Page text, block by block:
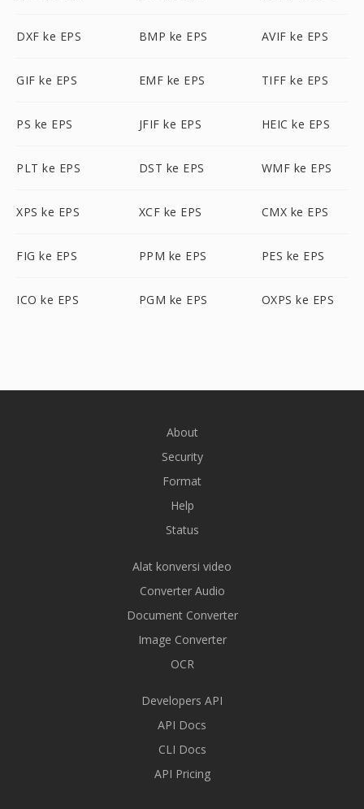
DXF ke EPS BMP ke EPS AVIF ke EPS
GIF ke EPS EMF ke EPS TIFF ke EPS
PS ke EPS JFIF ke EPS HEIC ke EPS
PLT ke EPS DST ke EPS WMF ke EPS
XPS ke EPS XCF ke EPS CMX ke EPS
FIG ke EPS PPM ke EPS PES ke EPS
ICO ke EPS PGM ke EPS OXPS ke EPS
About
Security
Format
Help
Status
Alat konversi video
Converter Audio
Document Converter
Image Converter
OCR
Developers API
API Docs
CLI Docs
API Pricing